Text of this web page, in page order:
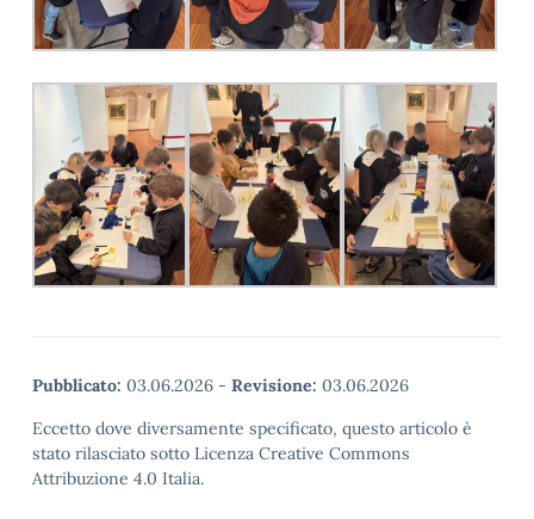
Pubblicato: 03.06.2026 - Revisione: 03.06.2026
Eccetto dove diversamente specificato, questo articolo è
stato rilasciato sotto Licenza Creative Commons
Attribuzione 4.0 Italia.